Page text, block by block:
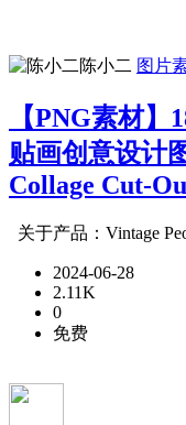
陈小二 图片
【PNG素材
贴画创意设计
Collage Cut-
关于产品：Vintage
2024-06-28
2.11K
0
免费